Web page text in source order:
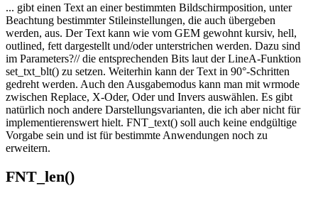
... gibt einen Text an einer bestimmten Bildschirmposition, unter
Beachtung bestimmter Stileinstellungen, die auch übergeben
werden, aus. Der Text kann wie vom GEM gewohnt kursiv, hell,
outlined, fett dargestellt und/oder unterstrichen werden. Dazu sind
im Parameters?// die entsprechenden Bits laut der LineA-Funktion
set_txt_blt() zu setzen. Weiterhin kann der Text in 90°-Schritten
gedreht werden. Auch den Ausgabemodus kann man mit wrmode
zwischen Replace, X-Oder, Oder und Invers auswählen. Es gibt
natürlich noch andere Darstellungsvarianten, die ich aber nicht für
implementierenswert hielt. FNT_text() soll auch keine endgültige
Vorgabe sein und ist für bestimmte Anwendungen noch zu
erweitern.
FNT_len()